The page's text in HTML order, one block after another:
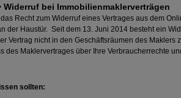
Widerruf bei Immobilienmaklerverträgen
Recht zum Widerruf eines Vertrages aus dem
der Haustür. Seit dem 13. Juni 2014 besteht ein
Vertrag nicht in den Geschäftsräumen des Maklers
des Maklervertrages über Ihre Verbraucherrechte
sollten: